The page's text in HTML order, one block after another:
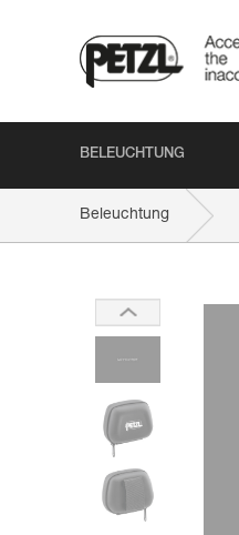
BELEUCHTUNG
Beleuchtung